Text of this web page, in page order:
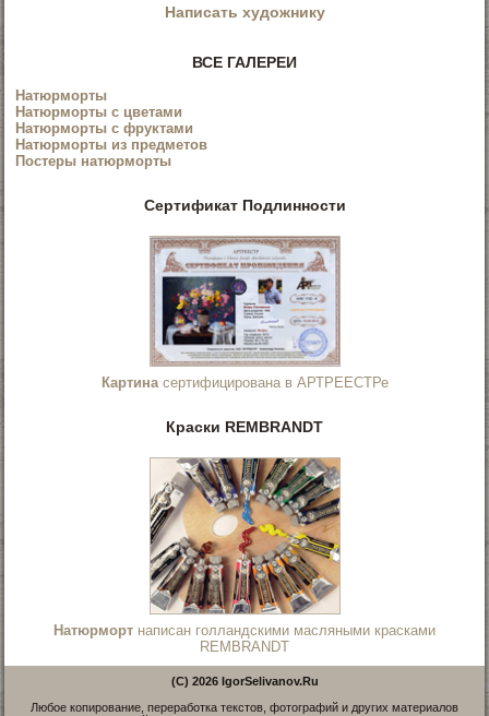
Написать художнику
ВСЕ ГАЛЕРЕИ
Натюрморты
Натюрморты с цветами
Натюрморты с фруктами
Натюрморты из предметов
Постеры натюрморты
Сертификат Подлинности
Картинасертифицирована в АРТРЕЕСТРе
Краски REMBRANDT
Натюрморт написан голландскими масляными красками
REMBRANDT
(C) 2026 IgorSelivanov.Ru
Любое копирование, переработка текстов, фотографий и других материалов